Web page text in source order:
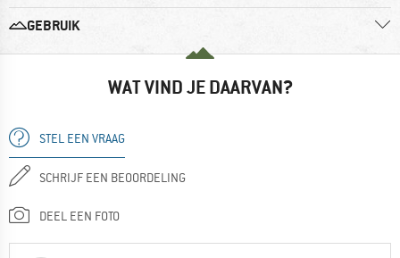
GEBRUIK
WAT VIND JE DAARVAN?
STEL EEN VRAAG
SCHRIJF EEN BEOORDELING
DEEL EEN FOTO